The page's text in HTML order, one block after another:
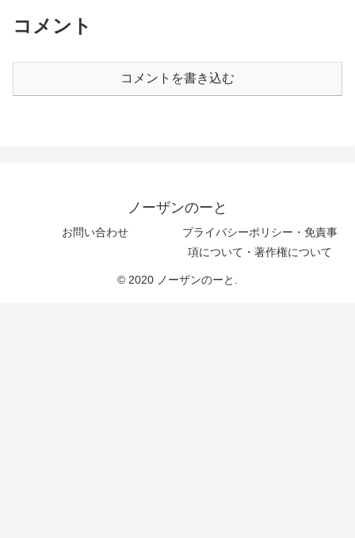
コメント
コメントを書き込む
ノーザンのーと
お問い合わせ
プライバシーポリシー・免責事
項について・著作権について
© 2020 ノーザンのーと.